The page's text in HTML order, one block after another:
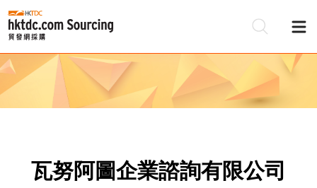
瓦努阿圖企業諮詢有限公司